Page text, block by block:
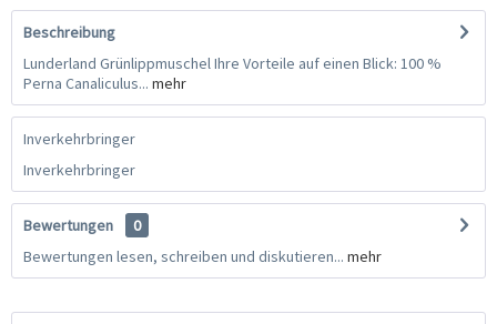
Beschreibung
Lunderland Grünlippmuschel Ihre Vorteile auf einen Blick: 100 %
Perna Canaliculus... mehr
Inverkehrbringer
Inverkehrbringer
Bewertungen
0
Bewertungen lesen, schreiben und diskutieren... mehr